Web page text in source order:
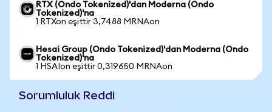
RTX (Ondo Tokenized)'dan Moderna (Ondo
Tokenized)'na
1 RTXon eşittir 3,7488 MRNAon
Hesai Group (Ondo Tokenized)'dan Moderna (Ondo
Tokenized)'na
1 HSAIon eşittir 0,319650 MRNAon
Sorumluluk Reddi